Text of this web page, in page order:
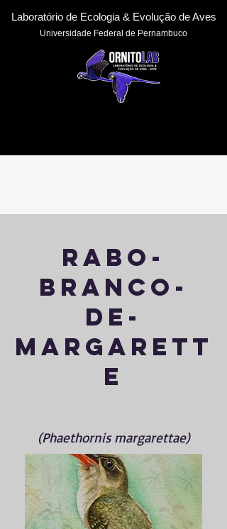
Laboratório de Ecologia & Evolução de Aves
Universidade Federal de Pernambuco
rabo-
branco-
de-
margarett
e
(Phaethornis margarettae)